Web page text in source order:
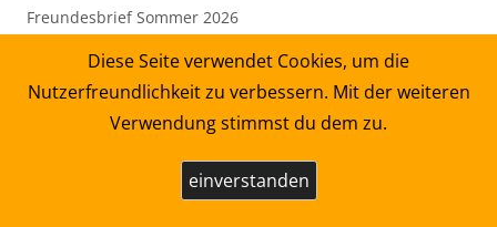
Freundesbrief Sommer 2026
„Harald Schmidt und Thomas Thieme im Gespräch“ –
Donnerstag, 08. Oktober, 19 Uhr, Kornmarktkirche in
Mühlhausen
Thomas Thieme interpretiert Baal von Bertolt Brecht
Diese Seite verwendet Cookies, um die
Nutzerfreundlichkeit zu verbessern. Mit der weiteren
Verwendung stimmst du dem zu.
einverstanden